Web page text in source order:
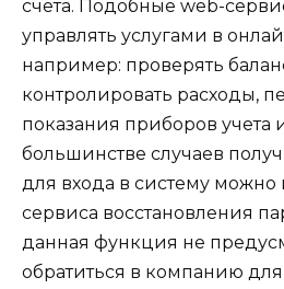
счета. Подобные web-
управлять услугами в
например: проверять
контролировать расходы,
показания приборов учета
большинстве случаев
для входа в систему
сервиса восстановления
данная функция не
обратиться в компанию